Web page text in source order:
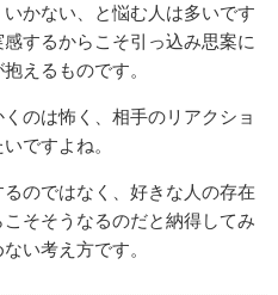
かない、と悩む人は多いです
するからこそ引っ込み思案に
えるものです。
のは怖く、相手のリアクショ
ですよね。
のではなく、好きな人の存在
そそうなるのだと納得してみ
い考え方です。